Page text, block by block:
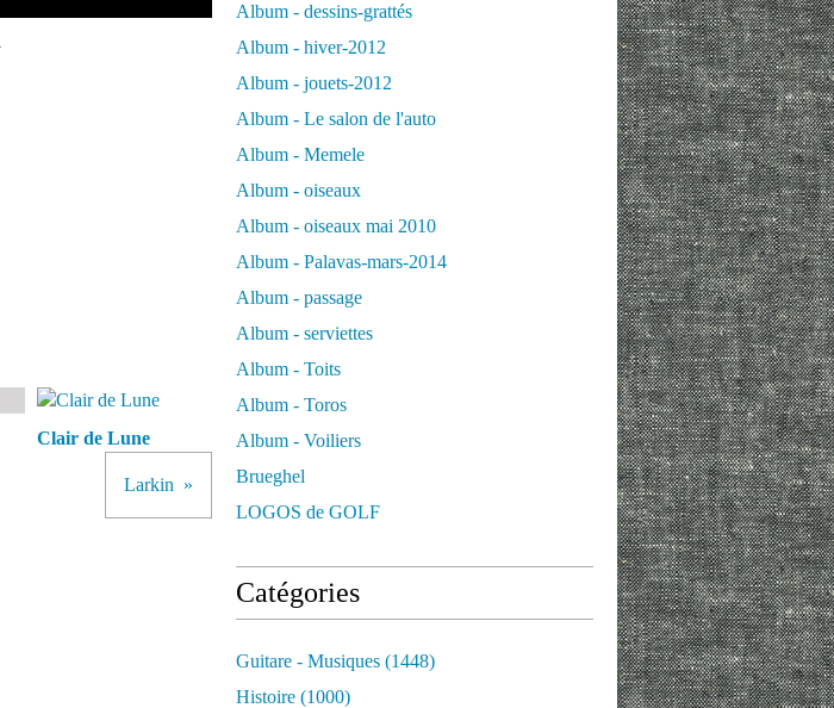
Clair de Lune
Larkin
Album - dessins-grattés
Album - hiver-2012
Album - jouets-2012
Album - Le salon de l'auto
Album - Memele
Album - oiseaux
Album - oiseaux mai 2010
Album - Palavas-mars-2014
Album - passage
Album - serviettes
Album - Toits
Album - Toros
Album - Voiliers
Brueghel
LOGOS de GOLF
Catégories
Guitare - Musiques (1448)
Histoire (1000)